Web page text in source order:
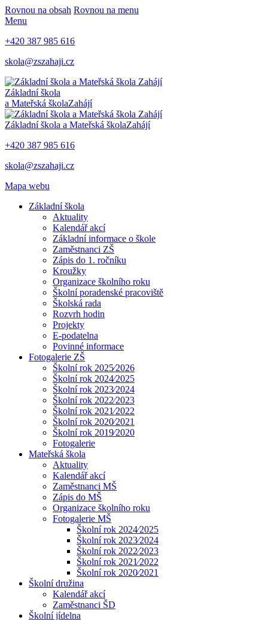
Rovnou na obsah Rovnou na menu
Menu
+420 387 985 616
skola@zszahaji.cz
Základní škola
a Mateřská školaZahájí
Základní škola a Mateřská školaZahájí
+420 387 985 616
skola@zszahaji.cz
Mapa webu
Základní škola
Aktuality
Kalendář akcí
Základní informace o škole
Zaměstnanci ZŠ
Zápis do 1. ročníku
Kroužky
Organizace školního roku
Školní poradenské pracoviště
Školská rada
Rozvrh hodin
Projekty
E-podatelna
Povinné informace
Fotogalerie ZŠ
Školní rok 2025⁄2026
Školní rok 2024⁄2025
Školní rok 2023⁄2024
Školní rok 2022⁄2023
Školní rok 2021⁄2022
Školní rok 2020⁄2021
Školní rok 2019⁄2020
Fotogalerie
Mateřská škola
Aktuality
Kalendář akcí
Zaměstnanci MŠ
Zápis do MŠ
Organizace školního roku
Fotogalerie MŠ
Školní rok 2024⁄2025
Školní rok 2023⁄2024
Školní rok 2022⁄2023
Školní rok 2021⁄2022
Školní rok 2020⁄2021
Školní družina
Kalendář akcí
Zaměstnanci ŠD
Školní jídelna